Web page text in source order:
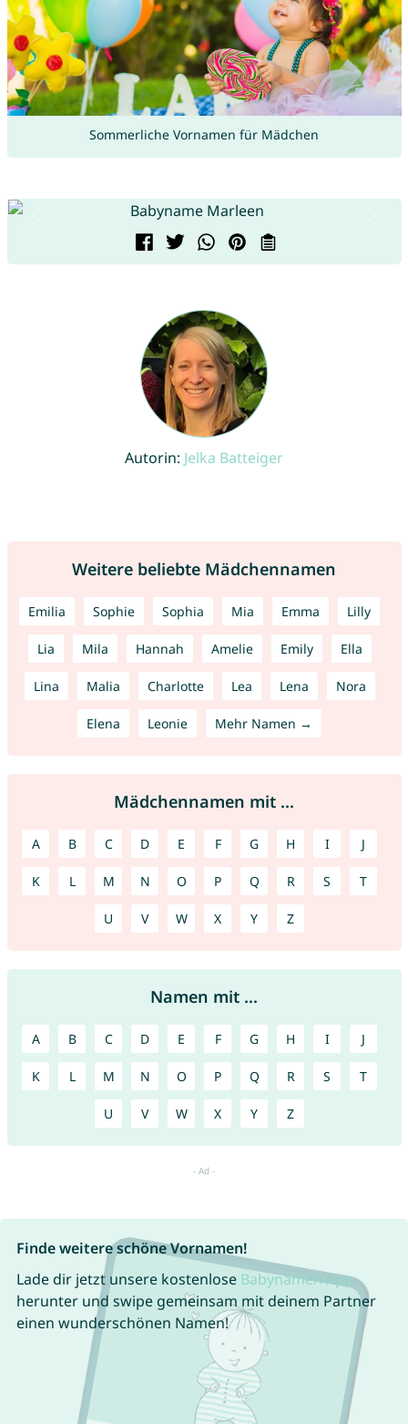
Sommerliche Vornamen für Mädchen
Autorin: Jelka Batteiger
Weitere beliebte Mädchennamen
Emilia Sophie Sophia Mia Emma Lilly
Lia Mila Hannah Amelie Emily Ella
Lina Malia Charlotte Lea Lena Nora
Elena Leonie Mehr Namen →
Mädchennamen mit ...
A B C D E F G H I J
K L M N O P Q R S T
U V W X Y Z
Namen mit ...
A B C D E F G H I J
K L M N O P Q R S T
U V W X Y Z
Finde weitere schöne Vornamen!
Lade dir jetzt unsere kostenlose Babynamen App
herunter und swipe gemeinsam mit deinem Partner
einen wunderschönen Namen!